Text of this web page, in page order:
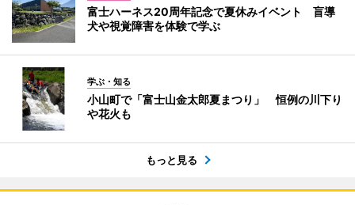
富士ハーネス20周年記念で夏休みイベント 盲導
犬や視覚障害を体験で学ぶ
学ぶ・知る
小山町で「富士山金太郎夏まつり」 恒例の川下り
や花火も
もっと見る